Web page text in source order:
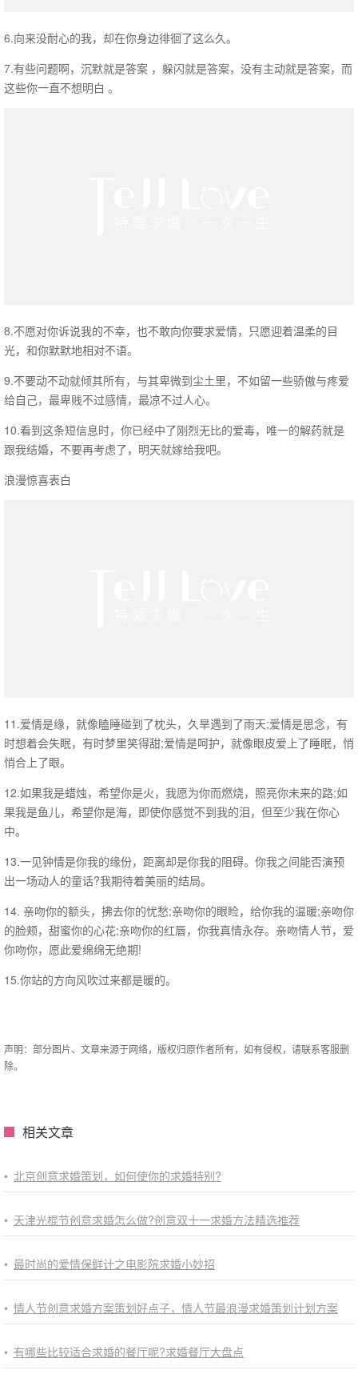
6.向来没耐心的我，却在你身边徘徊了这么久。
7.有些问题啊，沉默就是答案 ，躲闪就是答案，没有主动就是答案，而
这些你一直不想明白 。
8.不愿对你诉说我的不幸，也不敢向你要求爱情，只愿迎着温柔的目
光，和你默默地相对不语。
9.不要动不动就倾其所有，与其卑微到尘土里，不如留一些骄傲与疼爱
给自己，最卑贱不过感情，最凉不过人心。
10.看到这条短信息时，你已经中了刚烈无比的爱毒，唯一的解药就是
跟我结婚，不要再考虑了，明天就嫁给我吧。
浪漫惊喜表白
11.爱情是缘，就像瞌睡碰到了枕头，久旱遇到了雨天;爱情是思念，有
时想着会失眠，有时梦里笑得甜;爱情是呵护，就像眼皮爱上了睡眠，悄
悄合上了眼。
12.如果我是蜡烛，希望你是火，我愿为你而燃烧，照亮你未来的路;如
果我是鱼儿，希望你是海，即使你感觉不到我的泪，但至少我在你心
中。
13.一见钟情是你我的缘份，距离却是你我的阻碍。你我之间能否演预
出一场动人的童话?我期待着美丽的结局。
14. 亲吻你的额头，拂去你的忧愁;亲吻你的眼睑，给你我的温暖;亲吻你
的脸颊，甜蜜你的心花;亲吻你的红唇，你我真情永存。亲吻情人节，爱
你吻你，愿此爱绵绵无绝期!
15.你站的方向风吹过来都是暖的。
声明：部分图片、文章来源于网络，版权归原作者所有，如有侵权，请联系客服删
除。
相关文章
• 北京创意求婚策划，如何使你的求婚特别?
• 天津光棍节创意求婚怎么做?创意双十一求婚方法精选推荐
• 最时尚的爱情保鲜计之电影院求婚小妙招
• 情人节创意求婚方案策划好点子，情人节最浪漫求婚策划计划方案
• 有哪些比较适合求婚的餐厅呢?求婚餐厅大盘点